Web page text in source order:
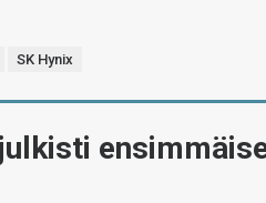
SK Hynix